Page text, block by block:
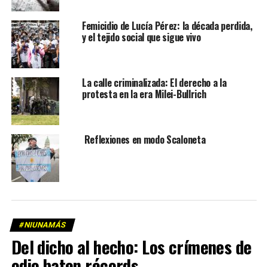
Femicidio de Lucía Pérez: la década perdida,
y el tejido social que sigue vivo
La calle criminalizada: El derecho a la
protesta en la era Milei-Bullrich
Reflexiones en modo Scaloneta
#NIUNAMÁS
Del dicho al hecho: Los crímenes de